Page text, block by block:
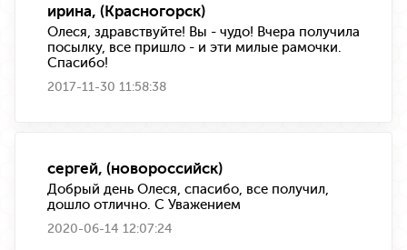
ирина, (Красногорск)
Олеся, здравствуйте! Вы - чудо! Вчера получила
посылку, все пришло - и эти милые рамочки.
Спасибо!
2017-11-30 11:58:38
сергей, (новороссийск)
Добрый день Олеся, спасибо, все получил,
дошло отлично. С Уважением
2020-06-14 12:07:24